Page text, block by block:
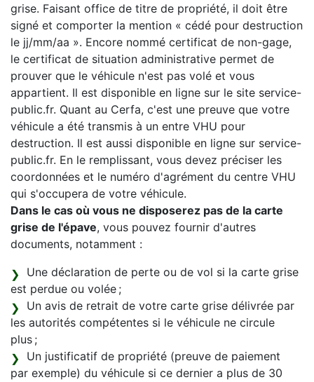
grise. Faisant office de titre de propriété, il doit être
signé et comporter la mention « cédé pour destruction
le jj/mm/aa ». Encore nommé certificat de non-gage,
le certificat de situation administrative permet de
prouver que le véhicule n'est pas volé et vous
appartient. Il est disponible en ligne sur le site service-
public.fr. Quant au Cerfa, c'est une preuve que votre
véhicule a été transmis à un entre VHU pour
destruction. Il est aussi disponible en ligne sur service-
public.fr. En le remplissant, vous devez préciser les
coordonnées et le numéro d'agrément du centre VHU
qui s'occupera de votre véhicule.
Dans le cas où vous ne disposerez pas de la carte
grise de l'épave, vous pouvez fournir d'autres
documents, notamment :
Une déclaration de perte ou de vol si la carte grise
est perdue ou volée ;
Un avis de retrait de votre carte grise délivrée par
les autorités compétentes si le véhicule ne circule
plus ;
Un justificatif de propriété (preuve de paiement
par exemple) du véhicule si ce dernier a plus de 30